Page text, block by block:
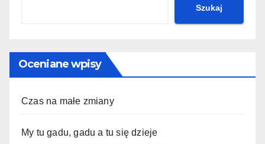
Szukaj
Oceniane wpisy
Czas na małe zmiany
My tu gadu, gadu a tu się dzieje